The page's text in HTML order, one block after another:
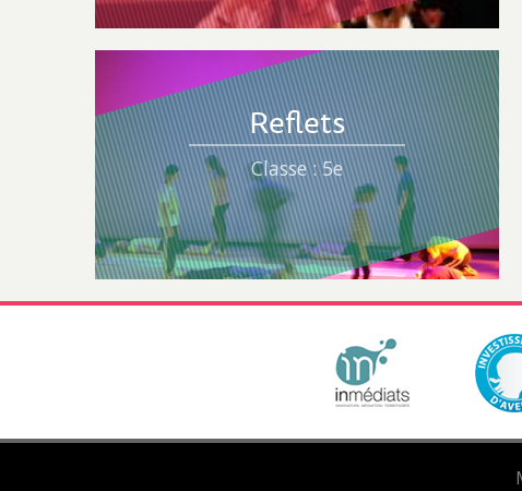
Reflets
Classe : 5e